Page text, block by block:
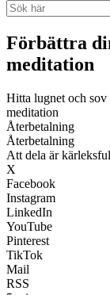
Förbättra
meditation
Hitta lugnet och
meditation
Återbetalning
Återbetalning
Att dela är
X
Facebook
Instagram
LinkedIn
YouTube
Pinterest
TikTok
Mail
RSS